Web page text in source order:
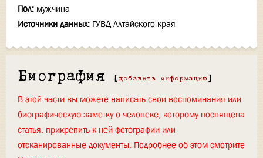
Пол: мужчина
Источники данных: ГУВД Алтайского края
Биография [ добавить информацию ]
В этой части вы можете написать свои воспоминания или
биографическую заметку о человеке, которому посвящена
статья, прикрепить к ней фотографии или
отсканированные документы. Подробнее об этом смотрите